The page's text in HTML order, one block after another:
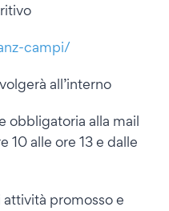
campi/
all’interno
obbligatoria alla mail
10 alle ore 13 e dalle
promosso e